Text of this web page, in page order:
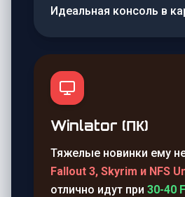
Идеальная консоль в
Winlator (ПК)
Тяжелые новинки ему
Fallout 3, Skyrim и NFS
отлично идут при 30-40